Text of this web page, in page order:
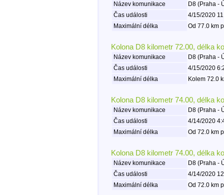
Název komunikace
D8 (Praha -
Čas události
4/15/2020
Maximální délka
Od 77.0 km
Kolona D8 kilometr 72.00, délka
Název komunikace
D8 (Praha -
Čas události
4/15/2020
Maximální délka
Kolem 72.0
Kolona D8 kilometr 74.00, délka
Název komunikace
D8 (Praha -
Čas události
4/14/2020
Maximální délka
Od 72.0 km
Kolona D8 kilometr 74.00, délka
Název komunikace
D8 (Praha -
Čas události
4/14/2020
Maximální délka
Od 72.0 km